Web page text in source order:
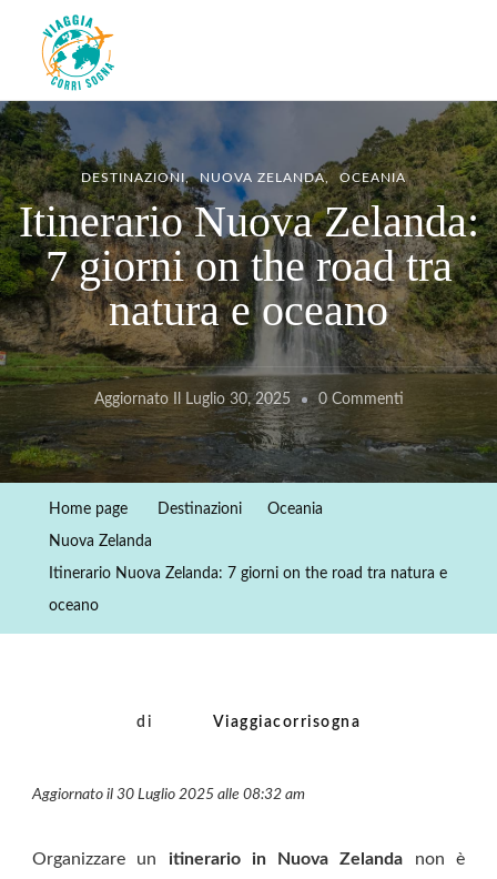
Viaggiacorrisogna – Blog di
viaggi e running
Viaggi zaino in spalla e corse in giro per il mondo
DESTINAZIONI NUOVA ZELANDA OCEANIA
Itinerario Nuova Zelanda:
7 giorni on the road tra
natura e oceano
Aggiornato Il Luglio 30, 2025 0 CommentiSu
Itinerario
Nuova
Home page Destinazioni Oceania
Nuova Zelanda
Itinerario Nuova Zelanda: 7 giorni on the road tra natura e
oceano
di Viaggiacorrisogna
Aggiornato il 30 Luglio 2025 alle 08:32 am
Organizzare un itinerario in Nuova Zelanda non è